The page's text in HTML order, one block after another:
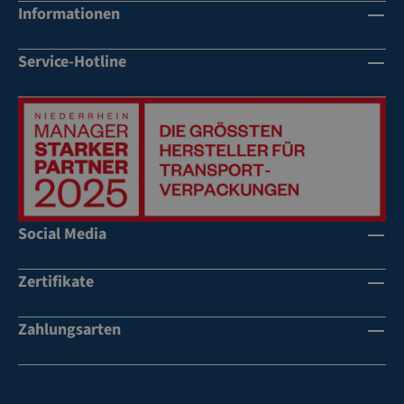
Li
sh
de
r
sh
de
Informationen
Service-Hotline
Social Media
Zertifikate
Zahlungsarten